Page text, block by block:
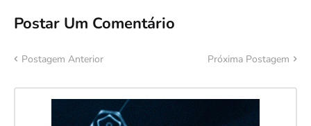
Postar Um Comentário
Postagem Anterior Próxima Postagem